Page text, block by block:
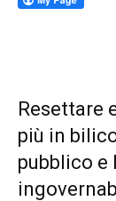
Resettare
più in
pubblico e